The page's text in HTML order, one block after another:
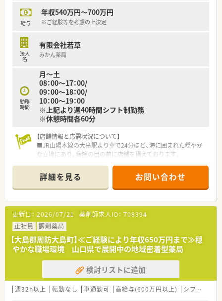
■門前病院のドクターとの関係性も良好です。在宅は患者様に
よって往診同行をされております。
■薬局の建物自体は大きく、待合室にはOTC薬も多く配置されて
おり、9名程度座れる空間があるなど広々とした薬局です。
様が多いです。
■残業時間はほぼなく、正社員の場合は3パターンのシフトで就
業を行っております。
＜こんな方にもおすすめ＞
■ライフスタイルに合わせて勤務したい方
■地元に根付いた調剤薬局で長く働きたい方
給与
年収540万円～700万円
※ご経験等を考慮の上決定
法人
名
有限会社若草
みかん薬局
勤務
時間
月～土
08：00～17：00/
09：00～18：00/
10：00～19：00
※上記より週40時間シフト制勤務
※休憩時間各60分
【店舗情報と応需状況について】
■JR山陽本線の大畠駅より車で24分ほど、海に囲まれた穏やか
な立地にあり、病院の目の前に店舗を構えております。
ており、幅広い知識を吸収できる環境が整っています。
■薬剤師は正社員とパート合わせ4名在籍し、事務2名を含めた
常時2名から2.5名の体制で業務を回しております。
【募集背景と求める人物像について】
■地域医療を支える体制を強化するため薬剤師を募集をしてお
り、未経験の方から70代のベテランまで幅広く歓迎します。
■患者様一人ひとりと誠実に向き合い、健康サポート薬局の一員
として積極的に地域に貢献したい方を求めています。
■調剤業務だけでなく在宅業務にも関心があり、他職種やドクタ
ーと連携しながら柔軟に動ける方は大歓迎です。
【法人特徴について】
■山口県の最東端に位置する周防大島町にて調剤薬局を1店舗運
詳細を見る お問い合わせ
更新日： 2026/07/21 薬剤師求人ID： 708394
正社員
調剤薬局
【大島郡周防大島町】≪ご経験により年収650万円まで≫穏
やかな職場環境 山口県で展開中の地域密着型薬局
検討リストに追加
週32h以上 転勤なし 車通勤可 高給与(600万円以上) シフト制